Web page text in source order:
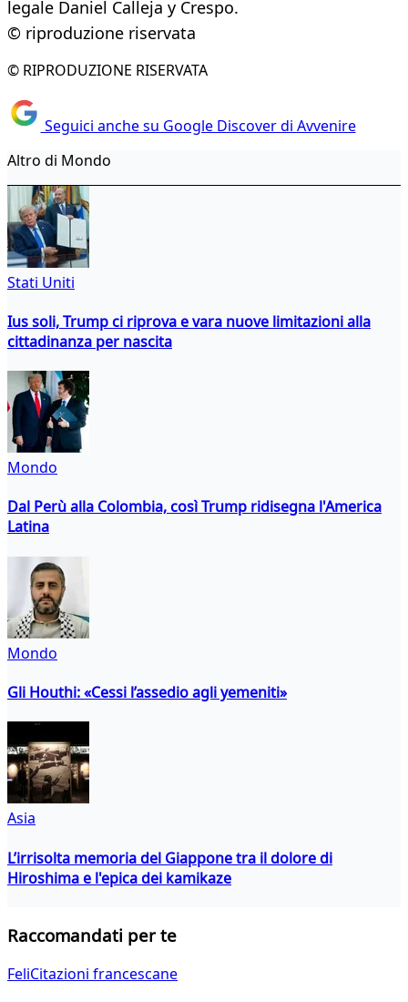
legale Daniel Calleja y Crespo.
© riproduzione riservata
© RIPRODUZIONE RISERVATA
Seguici anche su Google Discover di Avvenire
Altro di Mondo
Stati Uniti
Ius soli, Trump ci riprova e vara nuove limitazioni alla
cittadinanza per nascita
Mondo
Dal Perù alla Colombia, così Trump ridisegna l'America
Latina
Mondo
Gli Houthi: «Cessi l’assedio agli yemeniti»
Asia
L’irrisolta memoria del Giappone tra il dolore di
Hiroshima e l'epica dei kamikaze
Raccomandati per te
FeliCitazioni francescane